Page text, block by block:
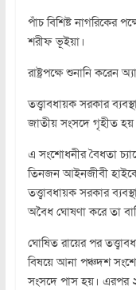
পাঁচ বিশিষ্ট নাগরিকের
শরীফ ভূইয়া।
রাষ্ট্রপক্ষে শুনানি করেন
তত্ত্বাবধায়ক সরকার
জাতীয় সংসদে গৃহীত
এ সংশোধনীর বৈধতা
তিনজন আইনজীবী
তত্ত্বাবধায়ক সরকার
অবৈধ ঘোষণা করে তা
ঘোষিত রায়ের পর
বিষয়ে আনা পঞ্চদশ
সংসদে পাস হয়। এরপর